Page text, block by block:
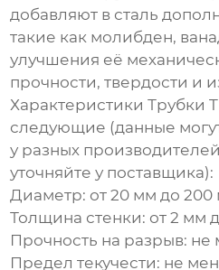
добавляют в сталь
такие как молибден,
улучшения её
прочности, твердости и
ХарактеристикиТрубки
следующие (данные
у разных
уточняйте у поставщика):
Диаметр: от 20 мм до 200
Толщина стенки: от 2 мм
Прочность на разрыв:
Предел текучести: не